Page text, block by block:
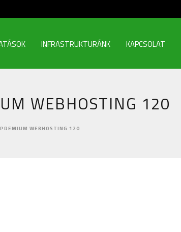
INFRASTRUKTURÁNK KAPCSOLAT
WEBHOSTING 120
WEBHOSTING 120